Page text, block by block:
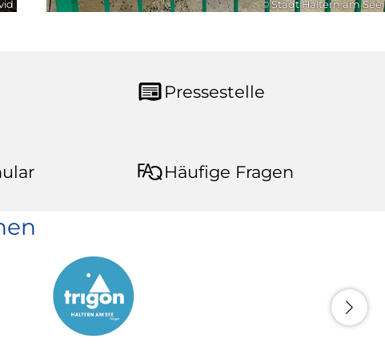
© Stadt Haltern am See
Pressestelle
Häufige Fragen